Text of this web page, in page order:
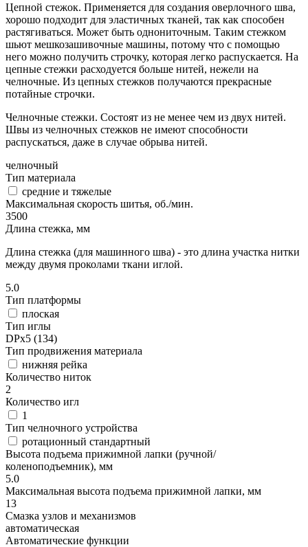
Цепной стежок. Применяется для создания оверлочного шва,
хорошо подходит для эластичных тканей, так как способен
растягиваться. Может быть однониточным. Таким стежком
шьют мешкозашивочные машины, потому что с помощью
него можно получить строчку, которая легко распускается. На
цепные стежки расходуется больше нитей, нежели на
челночные. Из цепных стежков получаются прекрасные
потайные строчки.
Челночные стежки. Состоят из не менее чем из двух нитей.
Швы из челночных стежков не имеют способности
распускаться, даже в случае обрыва нитей.
челночный
Тип материала
средние и тяжелые
Максимальная скорость шитья, об./мин.
3500
Длина стежка, мм
Длина стежка (для машинного шва) - это длина участка нитки
между двумя проколами ткани иглой.
5.0
Тип платформы
плоская
Тип иглы
DPx5 (134)
Тип продвижения материала
нижняя рейка
Количество ниток
2
Количество игл
1
Тип челночного устройства
ротационный стандартный
Высота подъема прижимной лапки (ручной/
коленоподъемник), мм
5.0
Максимальная высота подъема прижимной лапки, мм
13
Смазка узлов и механизмов
автоматическая
Автоматические функции